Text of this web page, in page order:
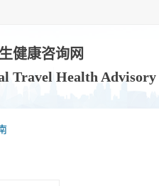
健康咨询网
Travel Health